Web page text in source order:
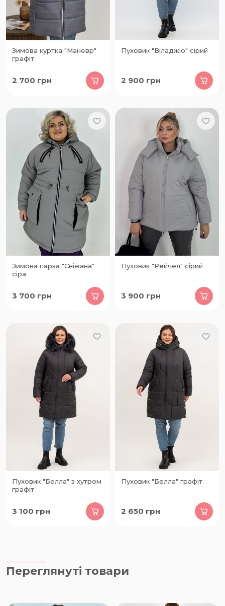
Зимова куртка "Маневр"
графіт
2 700 грн
Пуховик "Віладжіо" сірий
2 900 грн
Зимова парка "Сніжана"
сіра
3 700 грн
Пуховик "Рейчел" сірий
3 900 грн
Пуховик "Белла" з хутром
графіт
3 100 грн
Пуховик "Белла" графіт
2 650 грн
Переглянуті товари